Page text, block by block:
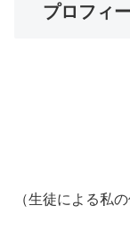
プロフィ
（生徒による私